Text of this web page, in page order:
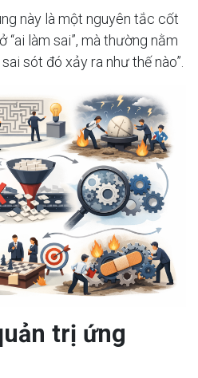
này là một nguyên tắc cốt
“ai làm sai”, mà thường nằm
sót đó xảy ra như thế nào”.
trị ứng